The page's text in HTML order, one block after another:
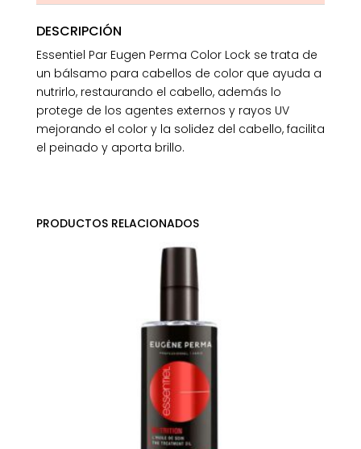
DESCRIPCIÓN
Essentiel Par Eugen Perma Color Lock se trata de
un bálsamo para cabellos de color que ayuda a
nutrirlo, restaurando el cabello, además lo
protege de los agentes externos y rayos UV
mejorando el color y la solidez del cabello, facilita
el peinado y aporta brillo.
PRODUCTOS RELACIONADOS